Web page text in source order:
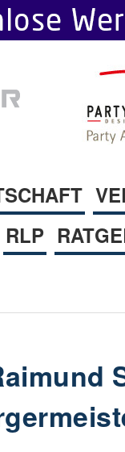
RLP